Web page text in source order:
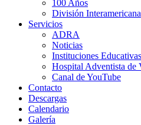
100 Años
División Interamericana
Servicios
ADRA
Noticias
Instituciones Educativas
Hospital Adventista de
Canal de YouTube
Contacto
Descargas
Calendario
Galería